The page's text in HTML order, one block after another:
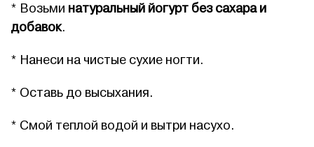
* Возьми натуральный йогурт без сахара и
добавок.
* Нанеси на чистые сухие ногти.
* Оставь до высыхания.
* Смой теплой водой и вытри насухо.